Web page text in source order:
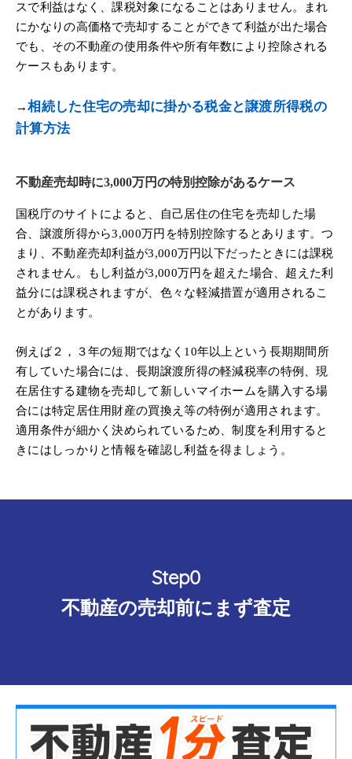
スで利益はなく、課税対象になることはありません。まれ
にかなりの高価格で売却することができて利益が出た場合
でも、その不動産の使用条件や所有年数により控除される
ケースもあります。
→相続した住宅の売却に掛かる税金と譲渡所得税の
計算方法
不動産売却時に3,000万円の特別控除があるケース
国税庁のサイトによると、自己居住の住宅を売却した場
合、譲渡所得から3,000万円を特別控除するとあります。つ
まり、不動産売却利益が3,000万円以下だったときには課税
されません。もし利益が3,000万円を超えた場合、超えた利
益分には課税されますが、色々な軽減措置が適用されるこ
とがあります。
例えば２，３年の短期ではなく10年以上という長期期間所
有していた場合には、長期譲渡所得の軽減税率の特例、現
在居住する建物を売却して新しいマイホームを購入する場
合には特定居住用財産の買換え等の特例が適用されます。
適用条件が細かく決められているため、制度を利用すると
きにはしっかりと情報を確認し利益を得ましょう。
Step0
不動産の売却前にまず査定